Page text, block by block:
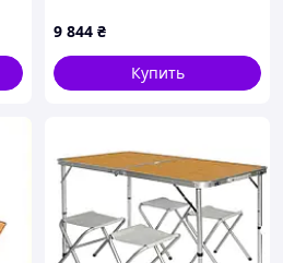
9 844 ₴
Купить